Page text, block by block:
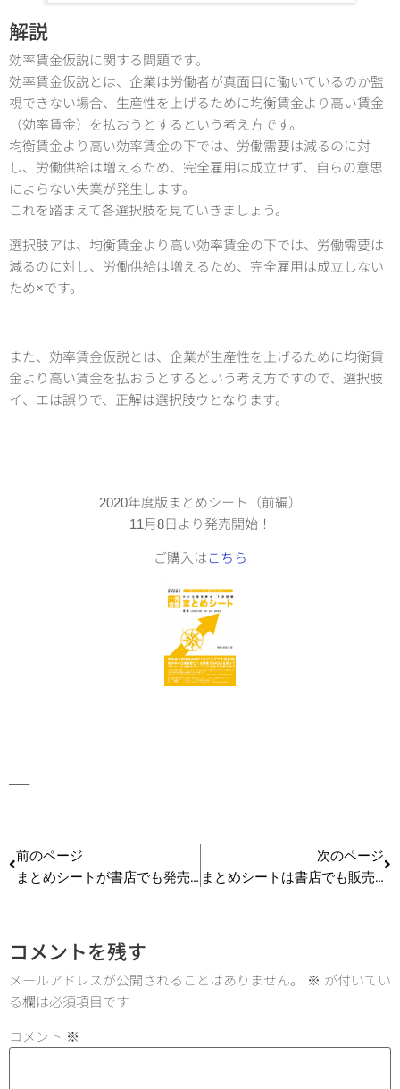
解説
効率賃金仮説に関する問題です。
効率賃金仮説とは、企業は労働者が真面目に働いているのか監
視できない場合、生産性を上げるために均衡賃金より高い賃金
（効率賃金）を払おうとするという考え方です。
均衡賃金より高い効率賃金の下では、労働需要は減るのに対
し、労働供給は増えるため、完全雇用は成立せず、自らの意思
によらない失業が発生します。
これを踏まえて各選択肢を見ていきましょう。
選択肢アは、均衡賃金より高い効率賃金の下では、労働需要は
減るのに対し、労働供給は増えるため、完全雇用は成立しない
ため×です。
また、効率賃金仮説とは、企業が生産性を上げるために均衡賃
金より高い賃金を払おうとするという考え方ですので、選択肢
イ、エは誤りで、正解は選択肢ウとなります。
2020年度版まとめシート（前編）
11月8日より発売開始！
ご購入はこちら
—–
前のページ
まとめシートが書店でも発売を開始しました
次のページ
まとめシートは書店でも販売中です！
コメントを残す
メールアドレスが公開されることはありません。 ※ が付いてい
る欄は必須項目です
コメント ※